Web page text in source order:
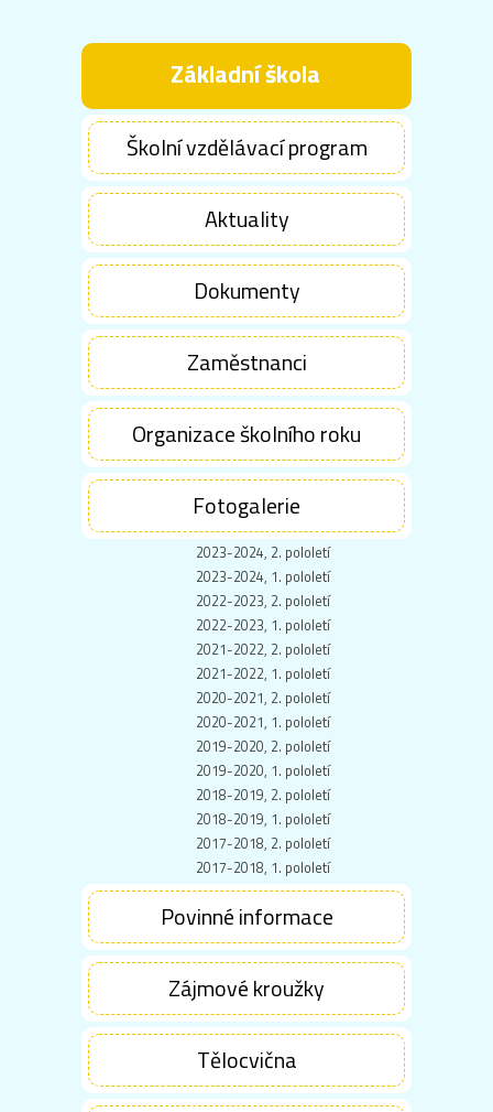
Základní škola
Školní vzdělávací program
Aktuality
Dokumenty
Zaměstnanci
Organizace školního roku
Fotogalerie
2023-2024, 2. pololetí
2023-2024, 1. pololetí
2022-2023, 2. pololetí
2022-2023, 1. pololetí
2021-2022, 2. pololetí
2021-2022, 1. pololetí
2020-2021, 2. pololetí
2020-2021, 1. pololetí
2019-2020, 2. pololetí
2019-2020, 1. pololetí
2018-2019, 2. pololetí
2018-2019, 1. pololetí
2017-2018, 2. pololetí
2017-2018, 1. pololetí
Povinné informace
Zájmové kroužky
Tělocvična